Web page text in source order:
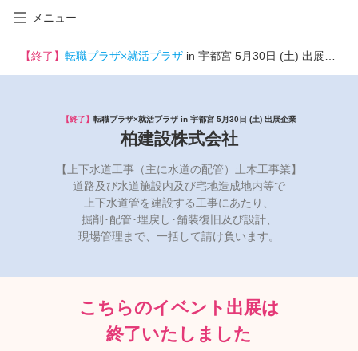
メニュー
【終了】 転職プラザ×就活プラザ in 宇都宮 5月30日 (土) 出展企業
【終了】 転職プラザ×就活プラザ in 宇都宮 5月30日 (土) 出展企業
柏建設株式会社
【上下水道工事（主に水道の配管）土木工事業】
道路及び水道施設内及び宅地造成地内等で
上下水道管を建設する工事にあたり、
掘削･配管･埋戻し･舗装復旧及び設計、
現場管理まで、一括して請け負います。
こちらのイベント出展は
終了いたしました